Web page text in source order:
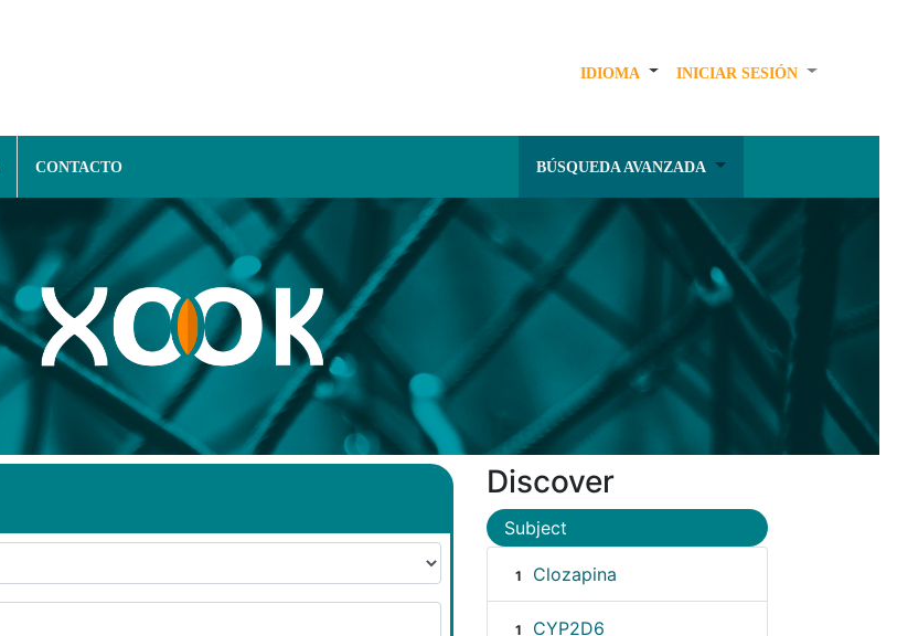
IDIOMA INICIAR SESIÓN
CONTACTO BÚSQUEDA AVANZADA
Discover
Subject
1 Clozapina
1 CYP2D6